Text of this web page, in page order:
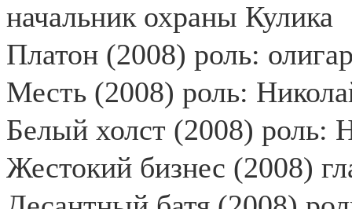
начальник охраны Кулика
Платон (2008) роль:
Месть (2008) роль:
Белый холст (2008) роль:
Жестокий бизнес (2008)